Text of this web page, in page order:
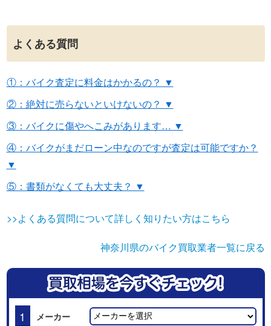
よくある質問
①：バイク査定に料金はかかるの？ ▼
②：絶対に売らないといけないの？ ▼
③：バイクに傷やへこみがあります… ▼
④：バイクがまだローン中なのですが査定は可能ですか？
▼
⑤：書類がなくても大丈夫？ ▼
>>よくある質問について詳しく知りたい方はこちら
神奈川県のバイク買取業者一覧に戻る
1 メーカー